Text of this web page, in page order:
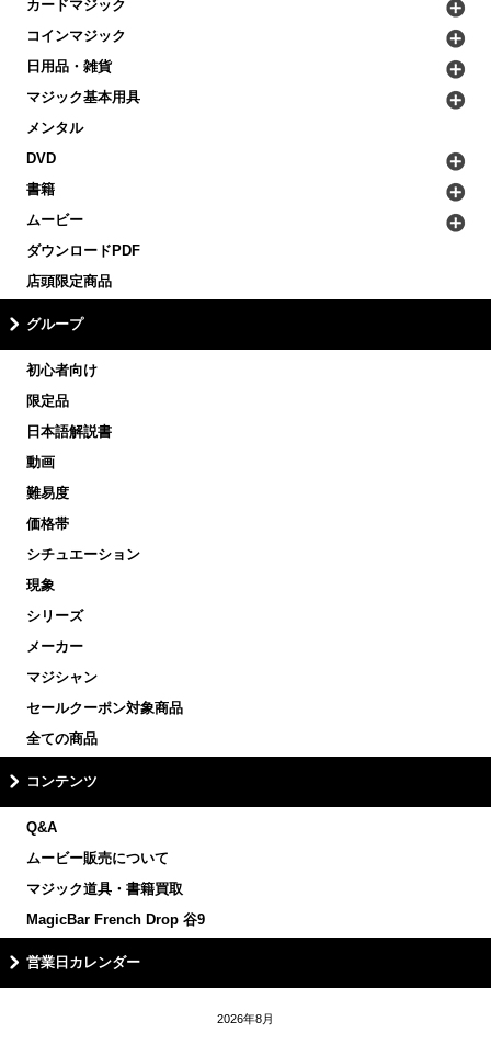
カードマジック
コインマジック
日用品・雑貨
マジック基本用具
メンタル
DVD
書籍
ムービー
ダウンロードPDF
店頭限定商品
グループ
初心者向け
限定品
日本語解説書
動画
難易度
価格帯
シチュエーション
現象
シリーズ
メーカー
マジシャン
セールクーポン対象商品
全ての商品
コンテンツ
Q&A
ムービー販売について
マジック道具・書籍買取
MagicBar French Drop 谷9
営業日カレンダー
2026年8月